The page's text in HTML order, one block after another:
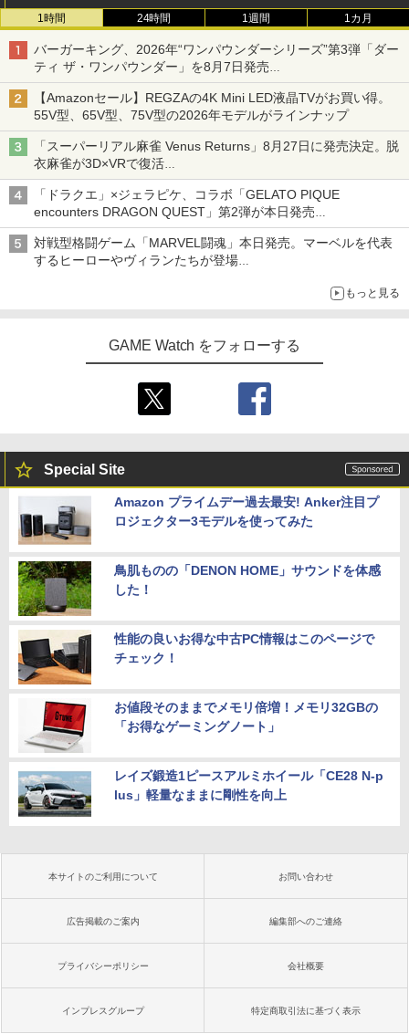
1時間 24時間 1週間 1カ月
バーガーキング、2026年“ワンパウンダーシリーズ”第3弾「ダー
ティ ザ・ワンパウンダー」を8月7日発売
「特製ガーリックマヨソース」を使用した超大型チーズバーガー
【Amazonセール】REGZAの4K Mini LED液晶TVがお買い得。
55V型、65V型、75V型の2026年モデルがラインナップ
「スーパーリアル麻雀 Venus Returns」8月27日に発売決定。脱
衣麻雀が3D×VRで復活
発売から2週間は20%オフになるセールが実施
「ドラクエ」×ジェラピケ、コラボ「GELATO PIQUE
encounters DRAGON QUEST」第2弾が本日発売
アイスカップに入ったスライムやわたぼう、ベビーサタンなどが
オリジナルアートで登場
対戦型格闘ゲーム「MARVEL闘魂」本日発売。マーベルを代表
するヒーローやヴィランたちが登場
もっと見る
GAME Watch をフォローする
Special Site
Amazon プライムデー過去最安! Anker注目プ
ロジェクター3モデルを使ってみた
鳥肌ものの「DENON HOME」サウンドを体感
した！
性能の良いお得な中古PC情報はこのページで
チェック！
お値段そのままでメモリ倍増！メモリ32GBの
「お得なゲーミングノート」
レイズ鍛造1ピースアルミホイール「CE28 N-p
lus」軽量なままに剛性を向上
本サイトのご利用について お問い合わせ
広告掲載のご案内 編集部へのご連絡
プライバシーポリシー 会社概要
インプレスグループ 特定商取引法に基づく表示